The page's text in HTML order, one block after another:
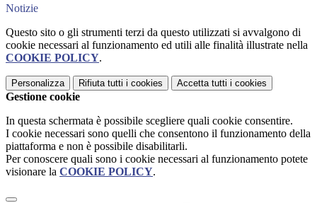
Notizie
Questo sito o gli strumenti terzi da questo utilizzati si avvalgono di
cookie necessari al funzionamento ed utili alle finalità illustrate nella
COOKIE POLICY.
Personalizza Rifiuta tutti i cookies Accetta tutti i cookies
Gestione cookie
In questa schermata è possibile scegliere quali cookie consentire.
I cookie necessari sono quelli che consentono il funzionamento della
piattaforma e non è possibile disabilitarli.
Per conoscere quali sono i cookie necessari al funzionamento potete
visionare la COOKIE POLICY.